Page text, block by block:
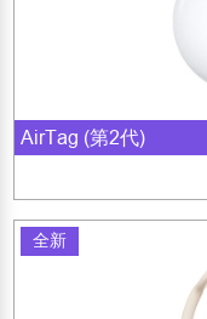
AirTag (第2代)
全新